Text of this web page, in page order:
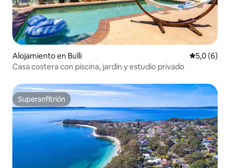
Alojamiento en Bulli
5,0 (6)
Casa costera con piscina, jardín y estudio privado
Superanfitrión
Superanfitrión